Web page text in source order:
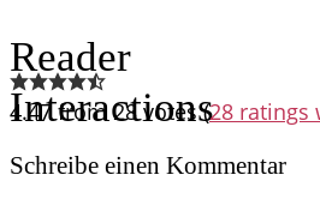
Reader
Interactions
4.47 from 28 votes (28 ratings
Schreibe einen Kommentar